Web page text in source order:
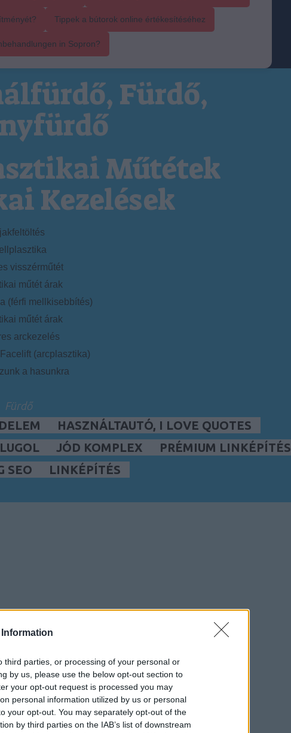
parties, or processing of your personal or
by us, please use the below opt-out section to
your opt-out request is processed you may
personal information utilized by us or personal
your opt-out. You may separately opt-out of the
by third parties on the IAB’s list of downstream
Tippek a bútorok online értékesítéséhez
in Sopron?
Fürdő,
Műtétek
Kezelések
visszérműtét
műtét árak
(férfi mellkisebbítés)
műtét árak
arckezelés
(arcplasztika)
a hasunkra
Fürdő
HASZNÁLTAUTÓ, I LOVE QUOTES
JÓD KOMPLEX
PRÉMIUM LINKÉPÍTÉS
SEO
LINKÉPÍTÉS